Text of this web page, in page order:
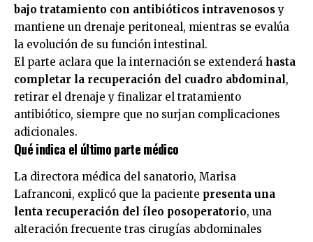
bajo tratamiento con antibióticos intravenososy
mantiene un drenaje peritoneal, mientras se evalúa
la evolución de su función intestinal.
El parte aclara que la internación se extenderá hasta
completar la recuperación del cuadro abdominal,
retirar el drenaje y finalizar el tratamiento
antibiótico, siempre que no surjan complicaciones
adicionales.
Qué indica el último parte médico
La directora médica del sanatorio, Marisa
Lafranconi, explicó que la paciente presenta una
lenta recuperación del íleo posoperatorio, una
alteración frecuente tras cirugías abdominales